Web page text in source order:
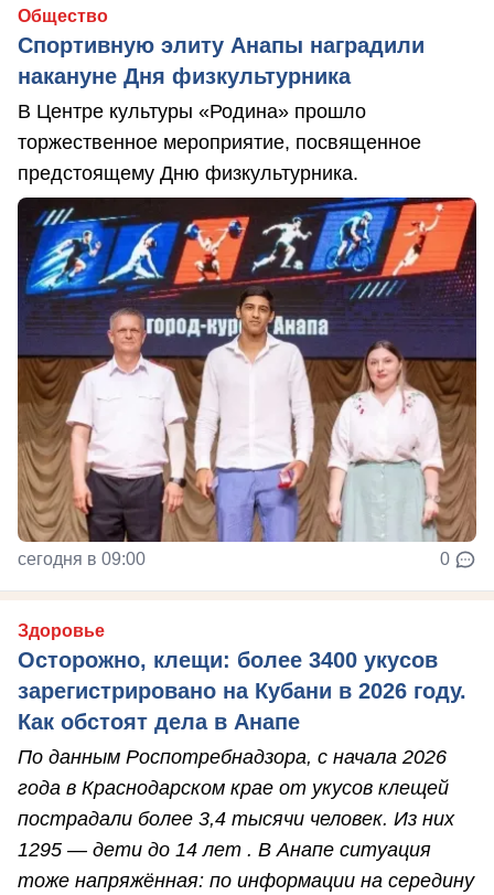
Общество
Спортивную элиту Анапы наградили
накануне Дня физкультурника
В Центре культуры «Родина» прошло
торжественное мероприятие, посвященное
предстоящему Дню физкультурника.
сегодня в 09:00 0
Здоровье
Осторожно, клещи: более 3400 укусов
зарегистрировано на Кубани в 2026 году.
Как обстоят дела в Анапе
По данным Роспотребнадзора, с начала 2026
года в Краснодарском крае от укусов клещей
пострадали более 3,4 тысячи человек. Из них
1295 — дети до 14 лет . В Анапе ситуация
тоже напряжённая: по информации на середину